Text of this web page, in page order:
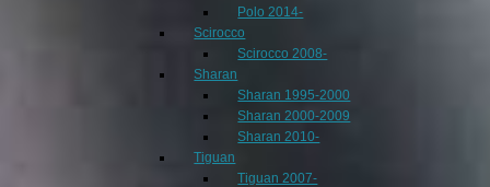
Polo 2014-
Scirocco
Scirocco 2008-
Sharan
Sharan 1995-2000
Sharan 2000-2009
Sharan 2010-
Tiguan
Tiguan 2007-